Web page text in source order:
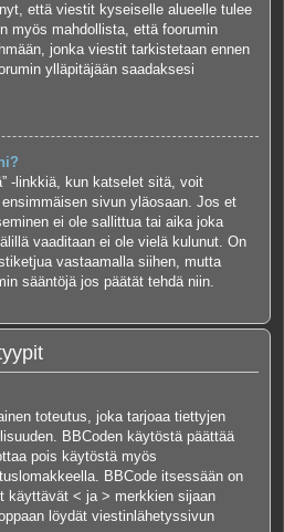
että viestit kyseiselle alueelle tulee
myös mahdollista, että foorumin
jonka viestit tarkistetaan ennen
ylläpitäjään saadaksesi
-linkkiä, kun katselet sitä, voit
sivun yläosaan. Jos et
ei ole sallittua tai aika joka
vaaditaan ei ole vielä kulunut. On
vastaamalla siihen, mutta
sääntöjä jos päätät tehdä niin.
toteutus, joka tarjoaa tiettyjen
BBCoden käytöstä päättää
pois käytöstä myös
BBCode itsessään on
käyttävät < ja > merkkien sijaan
löydät viestinlähetyssivun